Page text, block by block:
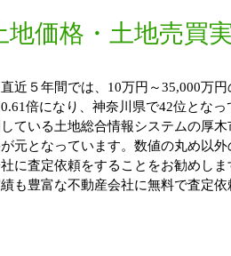
地価格・土地売買
近５年間では、10万円～35,000万
倍になり、神奈川県で42位となっ
ている土地総合情報システムの厚
元となっています。数値の丸め以
に査定依頼をすることをお勧めしま
も豊富な不動産会社に無料で査定